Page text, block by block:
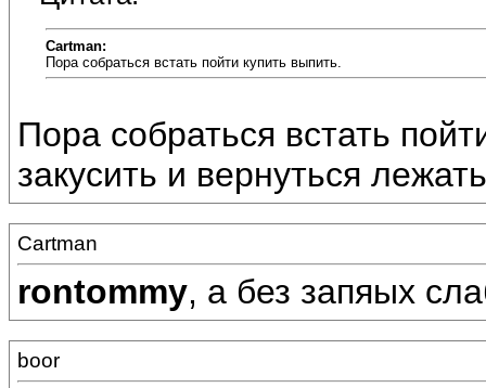
Cartman:
Пора собраться встать пойти купить выпить.
Пора собраться встать
закусить и вернуться
Cartman
rontommy, а без запяых
boor